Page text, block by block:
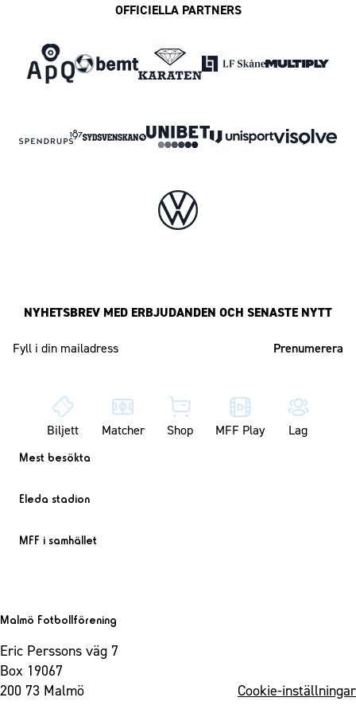
OFFICIELLA PARTNERS
NYHETSBREV MED ERBJUDANDEN OCH SENASTE NYTT
Biljett Matcher Shop MFF Play Lag
Mest besökta
Eleda stadion
MFF i samhället
Malmö Fotbollförening
Eric Perssons väg 7
Box 19067
200 73 Malmö
Cookie-inställningar